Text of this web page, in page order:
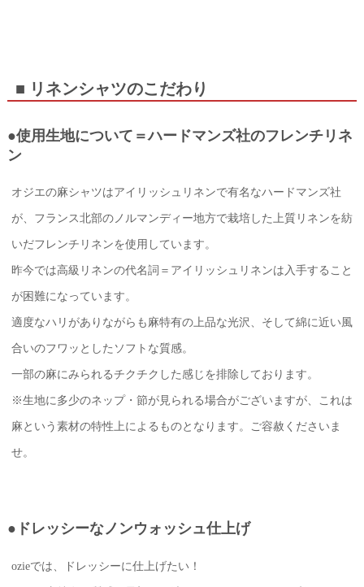
■ リネンシャツのこだわり
●使用生地について＝ハードマンズ社のフレンチリネ
ン
オジエの麻シャツはアイリッシュリネンで有名なハードマンズ社
が、フランス北部のノルマンディー地方で栽培した上質リネンを紡
いだフレンチリネンを使用しています。
昨今では高級リネンの代名詞＝アイリッシュリネンは入手すること
が困難になっています。
適度なハリがありながらも麻特有の上品な光沢、そして綿に近い風
合いのフワッとしたソフトな質感。
一部の麻にみられるチクチクした感じを排除しております。
※生地に多少のネップ・節が見られる場合がございますが、これは
麻という素材の特性上によるものとなります。ご容赦くださいま
せ。
●ドレッシーなノンウォッシュ仕上げ
ozieでは、ドレッシーに仕上げたい！